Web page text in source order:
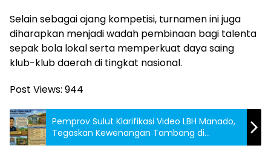
Selain sebagai ajang kompetisi, turnamen ini juga
diharapkan menjadi wadah pembinaan bagi talenta
sepak bola lokal serta memperkuat daya saing
klub-klub daerah di tingkat nasional.
Post Views: 944
Pemprov Sulut Klarifikasi Video LBH Manado,
Tegaskan Kewenangan Tambang di
Pemerintah Pusat